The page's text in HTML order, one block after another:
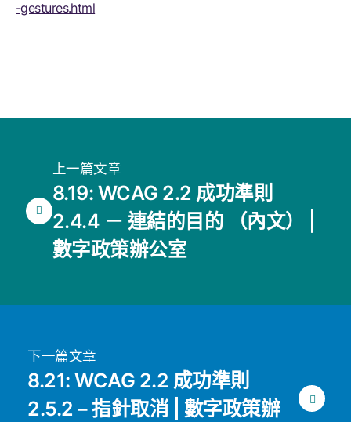
-gestures.html
上一篇文章
8.19: WCAG 2.2 成功準則
2.4.4 － 連結的目的 （內文） |
數字政策辦公室
下一篇文章
8.21: WCAG 2.2 成功準則
2.5.2 – 指針取消 | 數字政策辦